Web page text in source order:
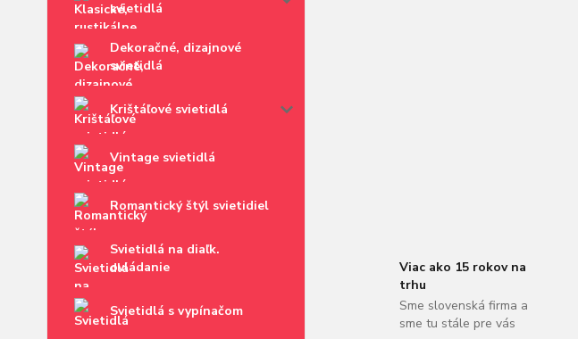
svietidlá
Dekoračné, dizajnové
svietidlá
Krištáľové svietidlá
Vintage svietidlá
Romantický štýl svietidiel
Svietidlá na diaľk.
ovládanie
Svietidlá s vypínačom
Viac ako 15 rokov na
trhu
Sme slovenská firma a
sme tu stále pre vás